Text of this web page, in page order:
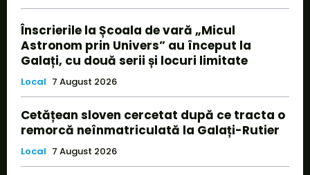
Înscrierile la Școala de vară „Micul
Astronom prin Univers” au început la
Galați, cu două serii și locuri limitate
Local 7 August 2026
Cetățean sloven cercetat după ce tracta o
remorcă neînmatriculată la Galați-Rutier
Local 7 August 2026